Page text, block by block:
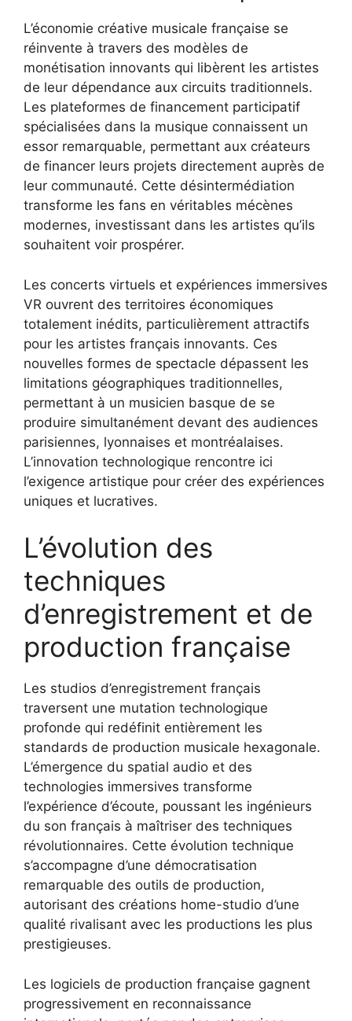
L’économie créative musicale française se
réinvente à travers des modèles de
monétisation innovants qui libèrent les artistes
de leur dépendance aux circuits traditionnels.
Les plateformes de financement participatif
spécialisées dans la musique connaissent un
essor remarquable, permettant aux créateurs
de financer leurs projets directement auprès de
leur communauté. Cette désintermédiation
transforme les fans en véritables mécènes
modernes, investissant dans les artistes qu’ils
souhaitent voir prospérer.
Les concerts virtuels et expériences immersives
VR ouvrent des territoires économiques
totalement inédits, particulièrement attractifs
pour les artistes français innovants. Ces
nouvelles formes de spectacle dépassent les
limitations géographiques traditionnelles,
permettant à un musicien basque de se
produire simultanément devant des audiences
parisiennes, lyonnaises et montréalaises.
L’innovation technologique rencontre ici
l’exigence artistique pour créer des expériences
uniques et lucratives.
L’évolution des
techniques
d’enregistrement et de
production française
Les studios d’enregistrement français
traversent une mutation technologique
profonde qui redéfinit entièrement les
standards de production musicale hexagonale.
L’émergence du spatial audio et des
technologies immersives transforme
l’expérience d’écoute, poussant les ingénieurs
du son français à maîtriser des techniques
révolutionnaires. Cette évolution technique
s’accompagne d’une démocratisation
remarquable des outils de production,
autorisant des créations home-studio d’une
qualité rivalisant avec les productions les plus
prestigieuses.
Les logiciels de production française gagnent
progressivement en reconnaissance